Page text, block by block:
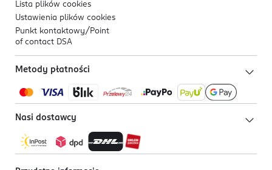
Lista plików cookies
Ustawienia plików cookies
Punkt kontaktowy/ Point
of contact DSA
Metody płatności
Nasi dostawcy